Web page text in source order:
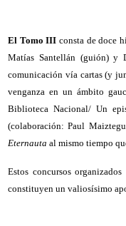
El Tomo III consta de doce
Matías Santellán (guión) y
comunicación vía cartas (y
venganza en un ámbito
Biblioteca Nacional/ Un
(colaboración: Paul
Eternauta al mismo tiempo
Estos concursos
constituyen un valiosísimo